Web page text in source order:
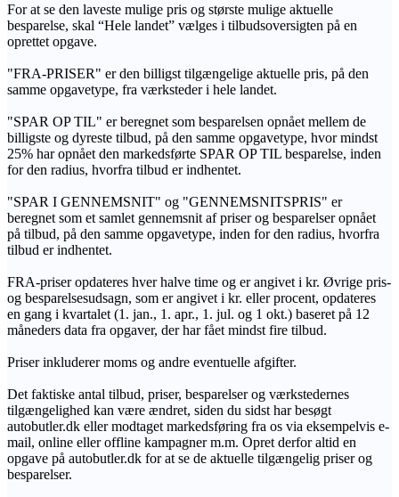
For at se den laveste mulige pris og største mulige aktuelle
besparelse, skal “Hele landet” vælges i tilbudsoversigten på en
oprettet opgave.
"FRA-PRISER" er den billigst tilgængelige aktuelle pris, på den
samme opgavetype, fra værksteder i hele landet.
"SPAR OP TIL" er beregnet som besparelsen opnået mellem de
billigste og dyreste tilbud, på den samme opgavetype, hvor mindst
25% har opnået den markedsførte SPAR OP TIL besparelse, inden
for den radius, hvorfra tilbud er indhentet.
"SPAR I GENNEMSNIT" og "GENNEMSNITSPRIS" er
beregnet som et samlet gennemsnit af priser og besparelser opnået
på tilbud, på den samme opgavetype, inden for den radius, hvorfra
tilbud er indhentet.
FRA-priser opdateres hver halve time og er angivet i kr. Øvrige pris-
og besparelsesudsagn, som er angivet i kr. eller procent, opdateres
en gang i kvartalet (1. jan., 1. apr., 1. jul. og 1 okt.) baseret på 12
måneders data fra opgaver, der har fået mindst fire tilbud.
Priser inkluderer moms og andre eventuelle afgifter.
Det faktiske antal tilbud, priser, besparelser og værkstedernes
tilgængelighed kan være ændret, siden du sidst har besøgt
autobutler.dk eller modtaget markedsføring fra os via eksempelvis e-
mail, online eller offline kampagner m.m. Opret derfor altid en
opgave på autobutler.dk for at se de aktuelle tilgængelig priser og
besparelser.